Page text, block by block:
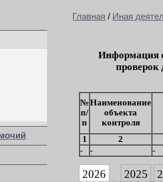
Главная / Иная
Информация
проверок
№
п/
п
Наименование
объекта
контроля
1
2
-
- -
2026 2025